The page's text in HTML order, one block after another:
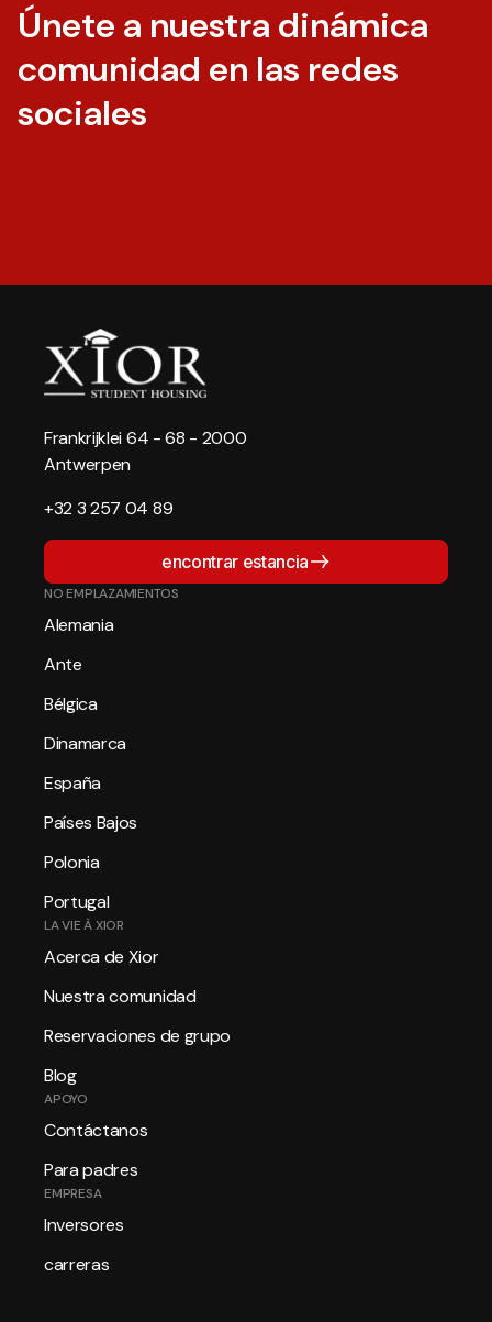
Únete a nuestra dinámica
comunidad en las redes
sociales
Frankrijklei 64 - 68 - 2000
Antwerpen
+32 3 257 04 89
NO EMPLAZAMIENTOS
Alemania
Ante
Bélgica
Dinamarca
España
Países Bajos
Polonia
Portugal
LA VIE À XIOR
Acerca de Xior
Nuestra comunidad
Reservaciones de grupo
Blog
APOYO
Contáctanos
Para padres
EMPRESA
Inversores
carreras
encontrar estancia